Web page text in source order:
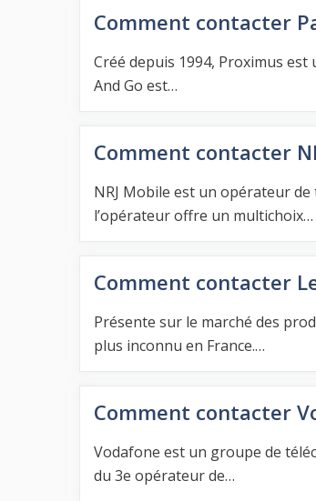
Comment contacter
Créé depuis 1994, Proximus
And Go est…
Comment contacter
NRJ Mobile est un opérateur de
l’opérateur offre un multichoix…
Comment contacter
Présente sur le marché des
plus inconnu en France.…
Comment contacter
Vodafone est un groupe de
du 3e opérateur de…